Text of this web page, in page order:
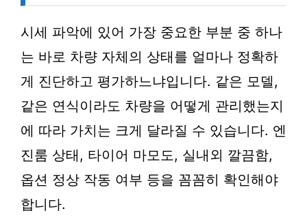
시세 파악에 있어 가장 중요한 부분 중 하나
는 바로 차량 자체의 상태를 얼마나 정확하
게 진단하고 평가하느냐입니다. 같은 모델,
같은 연식이라도 차량을 어떻게 관리했는지
에 따라 가치는 크게 달라질 수 있습니다. 엔
진룸 상태, 타이어 마모도, 실내외 깔끔함,
옵션 정상 작동 여부 등을 꼼꼼히 확인해야
합니다.